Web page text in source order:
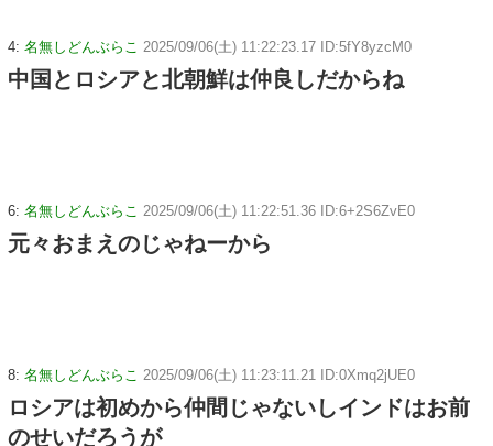
4: 名無しどんぶらこ 2025/09/06(土) 11:22:23.17 ID:5fY8yzcM0
中国とロシアと北朝鮮は仲良しだからね
6: 名無しどんぶらこ 2025/09/06(土) 11:22:51.36 ID:6+2S6ZvE0
元々おまえのじゃねーから
8: 名無しどんぶらこ 2025/09/06(土) 11:23:11.21 ID:0Xmq2jUE0
ロシアは初めから仲間じゃないしインドはお前
のせいだろうが